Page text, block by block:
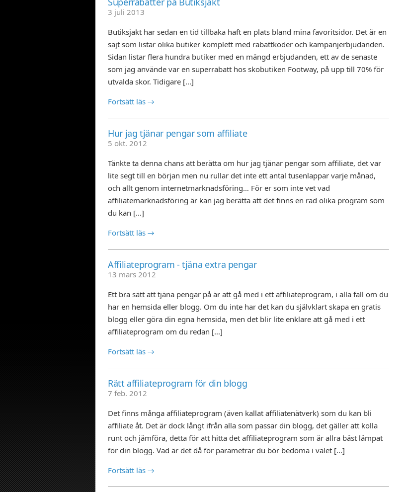
3 juli 2013
Butiksjakt har sedan en tid tillbaka haft en plats bland mina favoritsidor. Det är en
sajt som listar olika butiker komplett med rabattkoder och kampanjerbjudanden.
Sidan listar flera hundra butiker med en mängd erbjudanden, ett av de senaste
som jag använde var en superrabatt hos skobutiken Footway, på upp till 70% för
utvalda skor. Tidigare [...]
Fortsätt läs →
Hur jag tjänar pengar som affiliate
5 okt. 2012
Tänkte ta denna chans att berätta om hur jag tjänar pengar som affiliate, det var
lite segt till en början men nu rullar det inte ett antal tusenlappar varje månad,
och allt genom internetmarknadsföring… För er som inte vet vad
affiliatemarknadsföring är kan jag berätta att det finns en rad olika program som
du kan [...]
Fortsätt läs →
Affiliateprogram - tjäna extra pengar
13 mars 2012
Ett bra sätt att tjäna pengar på är att gå med i ett affiliateprogram, i alla fall om du
har en hemsida eller blogg. Om du inte har det kan du självklart skapa en gratis
blogg eller göra din egna hemsida, men det blir lite enklare att gå med i ett
affiliateprogram om du redan [...]
Fortsätt läs →
Rätt affiliateprogram för din blogg
7 feb. 2012
Det finns många affiliateprogram (även kallat affiliatenätverk) som du kan bli
affiliate åt. Det är dock långt ifrån alla som passar din blogg, det gäller att kolla
runt och jämföra, detta för att hitta det affiliateprogram som är allra bäst lämpat
för din blogg. Vad är det då för parametrar du bör bedöma i valet [...]
Fortsätt läs →